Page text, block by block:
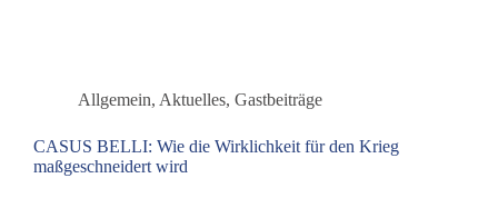
niemand
spricht
Allgemein, Aktuelles, Gastbeiträge
CASUS BELLI: Wie die Wirklichkeit für den Krieg
maßgeschneidert wird